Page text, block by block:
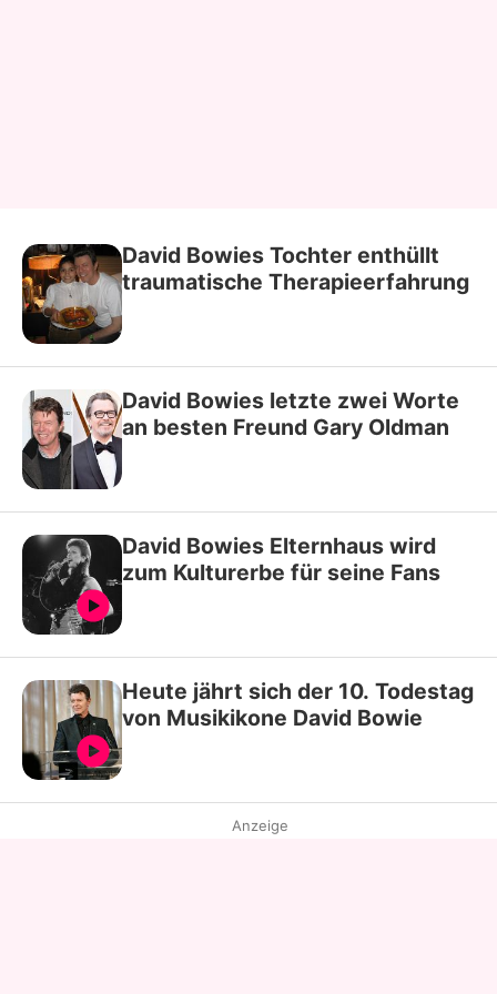
David Bowies Tochter enthüllt
traumatische Therapieerfahrung
David Bowies letzte zwei Worte
an besten Freund Gary Oldman
David Bowies Elternhaus wird
zum Kulturerbe für seine Fans
Heute jährt sich der 10. Todestag
von Musikikone David Bowie
Anzeige